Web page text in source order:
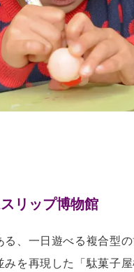
リップ博物館
、一日遊べる複合型
みを再現した「駄菓